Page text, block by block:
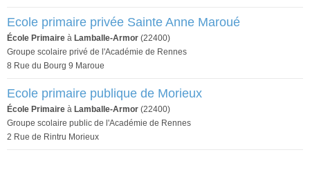
Ecole primaire privée Sainte Anne Maroué
École Primaire à Lamballe-Armor (22400)
Groupe scolaire privé de l'Académie de Rennes
8 Rue du Bourg 9 Maroue
Ecole primaire publique de Morieux
École Primaire à Lamballe-Armor (22400)
Groupe scolaire public de l'Académie de Rennes
2 Rue de Rintru Morieux